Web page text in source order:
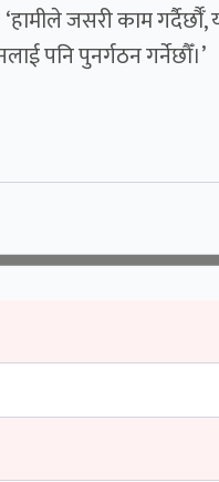
जसरी काम गर्दैर्छौँ,
पनि पुनर्गठन गर्नेछौँ।’